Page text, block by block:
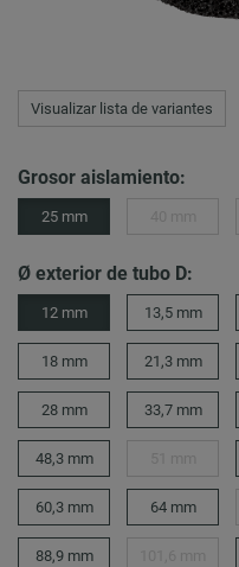
Visualizar lista de variantes
Grosor aislamiento:
25 mm
Ø exterior de tubo D:
12 mm 13,5 mm
18 mm 21,3 mm
28 mm 33,7 mm
48,3 mm
60,3 mm 64 mm
88,9 mm